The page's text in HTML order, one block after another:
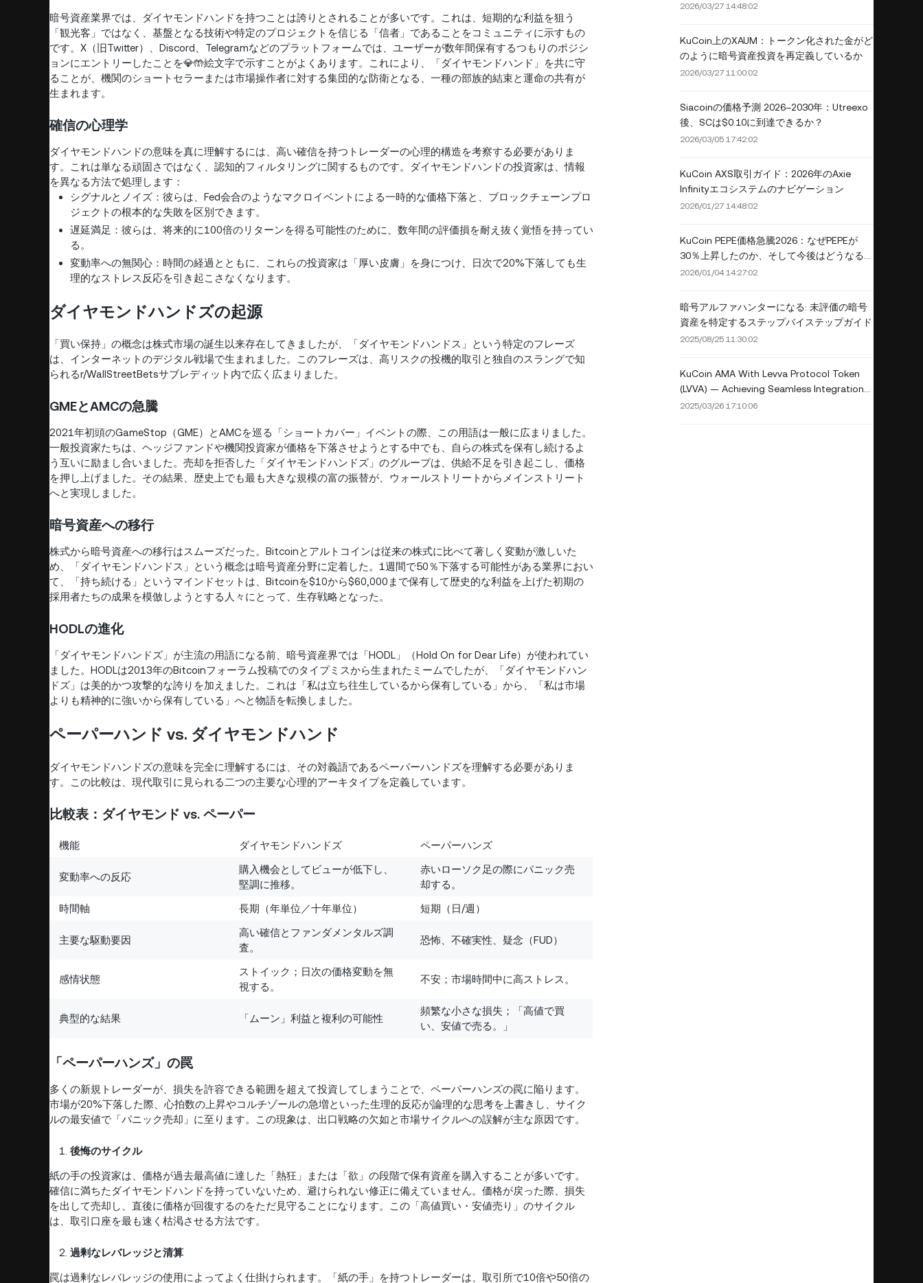
暗号資産業界では、ダイヤモンドハンドを持つことは誇りとされることが多いです。これは、短期的な利益を狙う
「観光客」ではなく、基盤となる技術や特定のプロジェクトを信じる「信者」であることをコミュニティに示すもの
です。X（旧Twitter）、Discord、Telegramなどのプラットフォームでは、ユーザーが数年間保有するつもりのポジシ
ョンにエントリーしたことを💎🤲絵文字で示すことがよくあります。これにより、「ダイヤモンドハンド」を共に守
ることが、機関のショートセラーまたは市場操作者に対する集団的な防衛となる、一種の部族的結束と運命の共有が
生まれます。
確信の心理学
ダイヤモンドハンドの意味を真に理解するには、高い確信を持つトレーダーの心理的構造を考察する必要がありま
す。これは単なる頑固さではなく、認知的フィルタリングに関するものです。ダイヤモンドハンドの投資家は、情報
を異なる方法で処理します：
シグナルとノイズ：彼らは、Fed会合のようなマクロイベントによる一時的な価格下落と、ブロックチェーンプロ
ジェクトの根本的な失敗を区別できます。
遅延満足：彼らは、将来的に100倍のリターンを得る可能性のために、数年間の評価損を耐え抜く覚悟を持ってい
る。
変動率への無関心：時間の経過とともに、これらの投資家は「厚い皮膚」を身につけ、日次で20%下落しても生
理的なストレス反応を引き起こさなくなります。
ダイヤモンドハンドズの起源
「買い保持」の概念は株式市場の誕生以来存在してきましたが、「ダイヤモンドハンドス」という特定のフレーズ
は、インターネットのデジタル戦場で生まれました。このフレーズは、高リスクの投機的取引と独自のスラングで知
られるr/WallStreetBetsサブレディット内で広く広まりました。
GMEとAMCの急騰
2021年初頭のGameStop（GME）とAMCを巡る「ショートカバー」イベントの際、この用語は一般に広まりました。
一般投資家たちは、ヘッジファンドや機関投資家が価格を下落させようとする中でも、自らの株式を保有し続けるよ
う互いに励まし合いました。売却を拒否した「ダイヤモンドハンドズ」のグループは、供給不足を引き起こし、価格
を押し上げました。その結果、歴史上でも最も大きな規模の富の振替が、ウォールストリートからメインストリート
へと実現しました。
暗号資産への移行
株式から暗号資産への移行はスムーズだった。Bitcoinとアルトコインは従来の株式に比べて著しく変動が激しいた
め、「ダイヤモンドハンドス」という概念は暗号資産分野に定着した。1週間で50％下落する可能性がある業界におい
て、「持ち続ける」というマインドセットは、Bitcoinを$10から$60,000まで保有して歴史的な利益を上げた初期の
採用者たちの成果を模倣しようとする人々にとって、生存戦略となった。
HODLの進化
「ダイヤモンドハンドズ」が主流の用語になる前、暗号資産界では「HODL」（Hold On for Dear Life）が使われてい
ました。HODLは2013年のBitcoinフォーラム投稿でのタイプミスから生まれたミームでしたが、「ダイヤモンドハン
ドズ」は美的かつ攻撃的な誇りを加えました。これは「私は立ち往生しているから保有している」から、「私は市場
よりも精神的に強いから保有している」へと物語を転換しました。
ペーパーハンド vs. ダイヤモンドハンド
ダイヤモンドハンドズの意味を完全に理解するには、その対義語であるペーパーハンドズを理解する必要がありま
す。この比較は、現代取引に見られる二つの主要な心理的アーキタイプを定義しています。
比較表：ダイヤモンド vs. ペーパー
機能 ダイヤモンドハンドズ ペーパーハンズ
変動率への反応
購入機会としてビューが低下し、
堅調に推移。
赤いローソク足の際にパニック売
却する。
時間軸 長期（年単位／十年単位） 短期（日/週）
主要な駆動要因
高い確信とファンダメンタルズ調
査。
恐怖、不確実性、疑念（FUD）
感情状態
ストイック；日次の価格変動を無
視する。
不安；市場時間中に高ストレス。
典型的な結果 「ムーン」利益と複利の可能性
頻繁な小さな損失；「高値で買
い、安値で売る。」
「ペーパーハンズ」の罠
多くの新規トレーダーが、損失を許容できる範囲を超えて投資してしまうことで、ペーパーハンズの罠に陥ります。
市場が20%下落した際、心拍数の上昇やコルチゾールの急増といった生理的反応が論理的な思考を上書きし、サイク
ルの最安値で「パニック売却」に至ります。この現象は、出口戦略の欠如と市場サイクルへの誤解が主な原因です。
後悔のサイクル
紙の手の投資家は、価格が過去最高値に達した「熱狂」または「欲」の段階で保有資産を購入することが多いです。
確信に満ちたダイヤモンドハンドを持っていないため、避けられない修正に備えていません。価格が戻った際、損失
を出して売却し、直後に価格が回復するのをただ見守ることになります。この「高値買い・安値売り」のサイクル
は、取引口座を最も速く枯渇させる方法です。
過剰なレバレッジと清算
罠は過剰なレバレッジの使用によってよく仕掛けられます。「紙の手」を持つトレーダーは、取引所で10倍や50倍の
2026/03/27 14:48:02
KuCoin上のXAUM：トークン化された金がど
のように暗号資産投資を再定義しているか
2026/03/27 11:00:02
Siacoinの価格予測 2026–2030年：Utreexo
後、SCは$0.10に到達できるか？
2026/03/05 17:42:02
KuCoin AXS取引ガイド：2026年のAxie
Infinityエコシステムのナビゲーション
2026/01/27 14:48:02
KuCoin PEPE価格急騰2026：なぜPEPEが
30％上昇したのか、そして今後はどうなるの
か
2026/01/04 14:27:02
暗号アルファハンターになる: 未評価の暗号
資産を特定するステップバイステップガイド
2025/08/25 11:30:02
KuCoin AMA With Levva Protocol Token
(LVVA) — Achieving Seamless Integration
Across DeFi Protocols
2025/03/26 17:10:06